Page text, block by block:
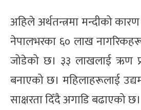
अहिले अर्थतन्त्रमा मन्दीको
नेपालभरका ६० लाख
जोडेको छ। ३३ लाखलाई ऋण
बनाएको छ। महिलाहरूलाई
साक्षरता दिँदै अगाडि बढाएको छ।